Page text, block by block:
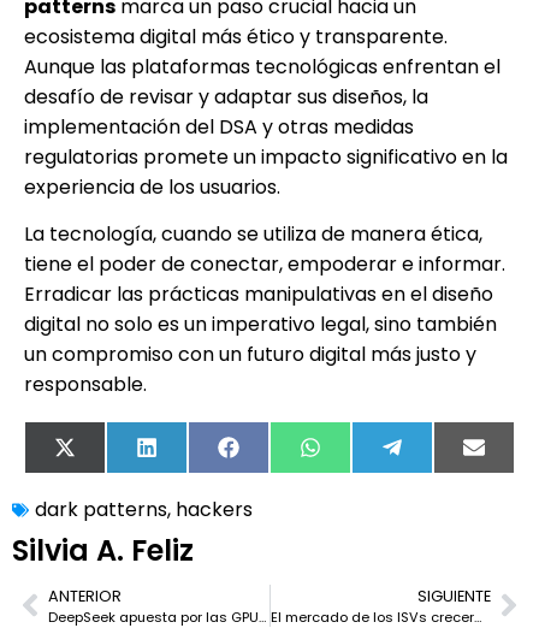
patterns marca un paso crucial hacia un
ecosistema digital más ético y transparente.
Aunque las plataformas tecnológicas enfrentan el
desafío de revisar y adaptar sus diseños, la
implementación del DSA y otras medidas
regulatorias promete un impacto significativo en la
experiencia de los usuarios.
La tecnología, cuando se utiliza de manera ética,
tiene el poder de conectar, empoderar e informar.
Erradicar las prácticas manipulativas en el diseño
digital no solo es un imperativo legal, sino también
un compromiso con un futuro digital más justo y
responsable.
X
(Twitter)
LinkedIn FacebookWhatsApp TelegramEmail
dark patterns, hackers
Silvia A. Feliz
ANTERIOR
DeepSeek apuesta por las GPU chinas y el lenguaje PTX para reducir su dependencia de NVIDIA
SIGUIENTE
El mercado de los ISVs crecerá impulsado por la transformación digital y la adopción de la nube